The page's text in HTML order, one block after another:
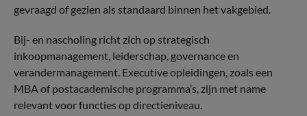
gevraagd of gezien als standaard binnen het vakgebied.
Bij- en nascholing richt zich op strategisch
inkoopmanagement, leiderschap, governance en
verandermanagement. Executive opleidingen, zoals een
MBA of postacademische programma’s, zijn met name
relevant voor functies op directieniveau.